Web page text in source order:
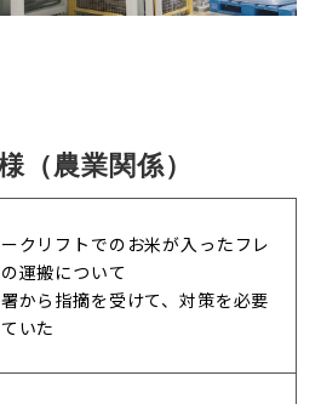
（農業関係）
クリフトでのお米が入ったフレ
運搬について
から指摘を受けて、対策を必要
いた